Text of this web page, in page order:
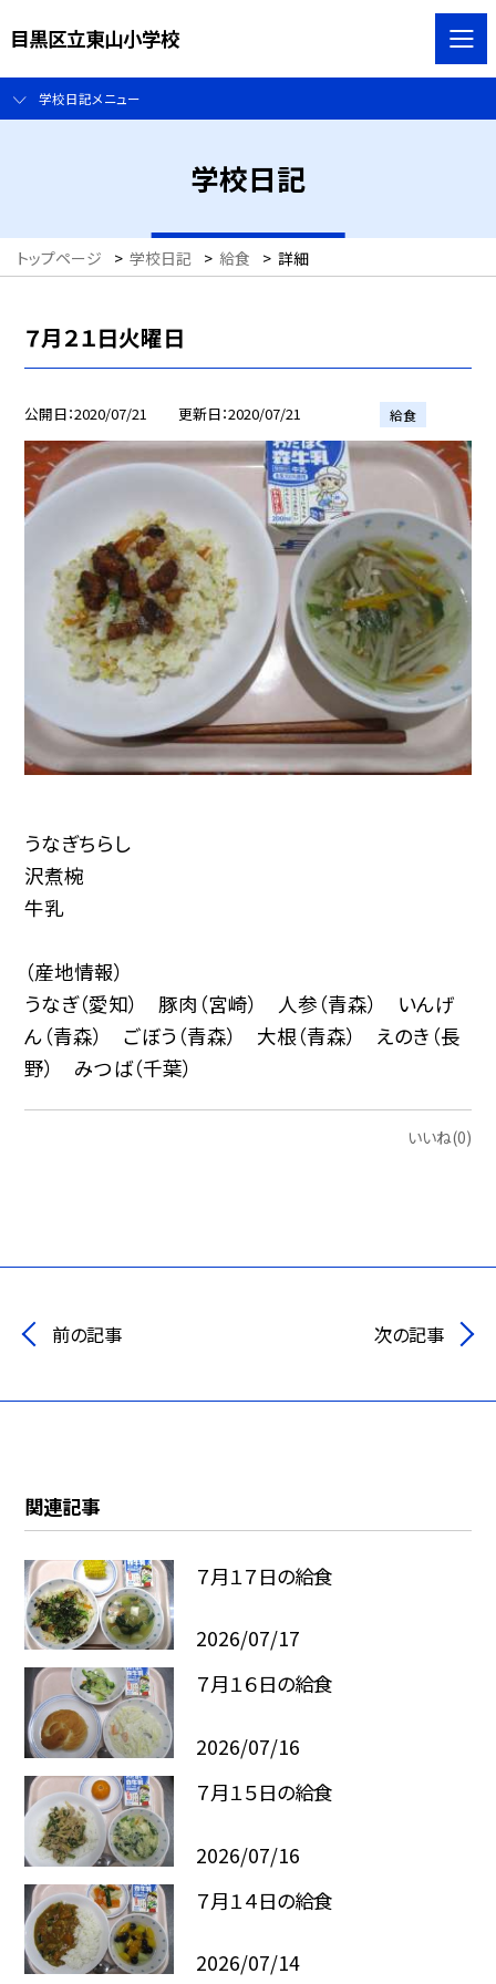
目黒区立東山小学校
学校日記メニュー
学校日記
トップページ > 学校日記 > 給食 > 詳細
７月２１日火曜日
公開日 2020/07/21 更新日 2020/07/21 給食
うなぎちらし
沢煮椀
牛乳
（産地情報）
うなぎ（愛知） 豚肉（宮崎） 人参（青森） いんげ
ん（青森） ごぼう（青森） 大根（青森） えのき（長
野） みつば（千葉）
いいね(0)
前の記事 次の記事
関連記事
７月１７日の給食
2026/07/17
７月１６日の給食
2026/07/16
７月１５日の給食
2026/07/16
７月１４日の給食
2026/07/14